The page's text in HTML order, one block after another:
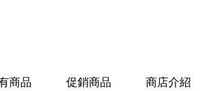
商品 促銷商品 商店介紹